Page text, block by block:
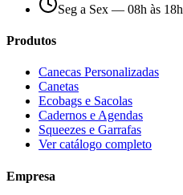
Seg a Sex — 08h às 18h
Produtos
Canecas Personalizadas
Canetas
Ecobags e Sacolas
Cadernos e Agendas
Squeezes e Garrafas
Ver catálogo completo
Empresa